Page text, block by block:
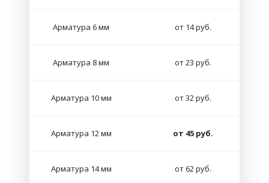
Арматура 6 мм от 14 руб.
Арматура 8 мм от 23 руб.
Арматура 10 мм от 32 руб.
Арматура 12 мм от 45 руб.
Арматура 14 мм от 62 руб.